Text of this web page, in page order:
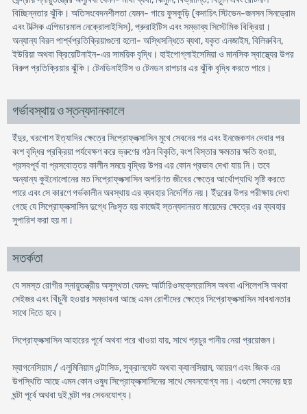
বিচ্ছিন্নতার ঝুঁকি। অতিসংবেদনশীলতা যেমন- গায়ে ফুসকুড়ি (কদাচিৎ স্টিভেন-জনসন সিনড্রোম
এবং টক্সিক এপিডারমাল নেক্রোলাইসিস), প্রুরাইটিস এবং সম্ভাব্য সিস্টেমিক বিক্রিয়া।
অন্যান্য বিরল পার্শ্বপ্রতিক্রিয়াগুলো হলো- অস্থিসন্ধিতে ব্যথা, যকৃত এনজাইম, বিলিরুবিন,
ইউরিয়া অথবা ক্রিয়েটিনাইন-এর সাময়িক বৃদ্ধি। হাইপোগ্লাইসেমিয়া ও মানসিক স্বাস্থ্যের উপর
বিরুপ প্রতিক্রিয়ার ঝুঁকি। টেনডিনাইটিস ও টেনডন রাপচার এর ঝুঁকি বৃদ্ধি করতে পারে।
গর্ভাবস্থায় ও স্তন্যদানকালে
ইঁদুর, খরগোশ ইত্যাদির ক্ষেত্রে সিপ্রোফ্লক্সাসিন মুখে সেবনের পর এবং ইনজেকশন দেবার পর
বংশ বৃদ্ধির প্রক্রিয়া পর্যবেক্ষণ করে ভ্রুণের গঠন বিকৃতি, বংশ বিস্তার ক্ষমতার ক্ষতি হওয়া,
প্রসবপূর্ব বা প্রসবোত্তর কালীন সময়ে বৃদ্ধির উপর এর কোন প্রভাব দেখা যায় নি। তবে
অন্যান্য কুইনোলোনের মত সিপ্রোফ্লক্সাসিন অপরিণত জীবের ক্ষেত্রে আর্থোপ্যাথি সৃষ্টি করতে
পারে এবং সে কারণে গর্ভকালীন অবস্থায় এর ব্যবহার নিদের্শিত নয়। ইঁদুরের উপর পরীক্ষায় দেখা
গেছে যে সিপ্রোফ্লক্সাসিন দুগ্ধে নিঃসৃত হয় কাজেই স্তন্যদানরত মায়েদের ক্ষেত্রে এর ব্যবহার
সুপারিশ করা হয় না।
সতর্কতা
যে সমস্ত রোগীর স্নায়ুতন্ত্রীয় অসুস্থতা যেমন: আর্টারিওসক্লেরোসিস অথবা এপিলেপসি অথবা
সেইজর এবং খিঁচুনী হওয়ার সম্ভাবনা আছে এমন রোগীদের ক্ষেত্রে সিপ্রোফ্লক্সাসিন সাবধানতার
সাথে দিতে হবে।
সিপ্রোফ্লক্সাসিন আহারের পূর্বে অথবা পরে খাওয়া যায়, সাথে প্রচুর পানীয় নেয়া প্রয়োজন।
ম্যাগনেসিয়াম / এলুমিনিয়াম এন্টাসিড, সুক্রালফেট অথবা ক্যালসিয়াম, আয়রণ এবং জিংক এর
উপস্থিতি আছে এমন কোন ওষুধ সিপ্রোফ্লক্সাসিনের সাথে সেবনযোগ্য নয়। এগুলো সেবনের ছয়
ঘন্টা পূর্বে অথবা দুই ঘন্টা পর সেবনযোগ্য।